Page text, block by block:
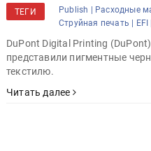
ТЕГИ Publish | Расходные
Струйная печать |
EFI |
DuPont Digital Printing
представили пигментные
текстилю.
Читать далее